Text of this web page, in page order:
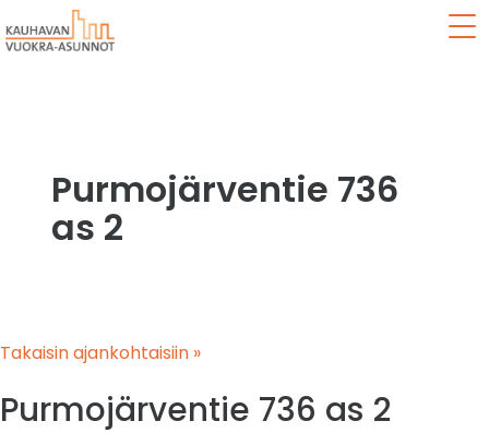
Purmojärventie 736
as 2
Takaisin ajankohtaisiin »
Purmojärventie 736 as 2